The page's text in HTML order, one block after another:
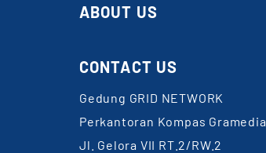
ABOUT US
CONTACT US
Gedung GRID NETWORK
Perkantoran Kompas Gramedia
Jl. Gelora VII RT.2/RW.2